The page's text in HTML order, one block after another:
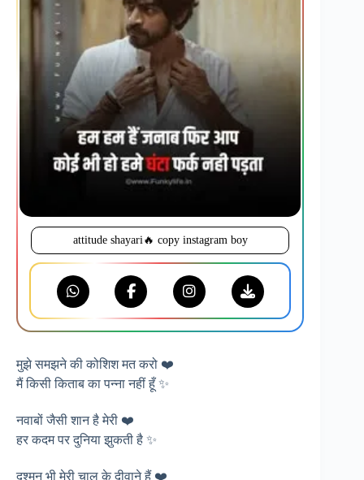
attitude shayari🔥 copy instagram boy
मुझे समझने की कोशिश मत करो ❤️
मैं किसी किताब का पन्ना नहीं हूँ ✨
नवाबों जैसी शान है मेरी ❤️
हर कदम पर दुनिया झुकती है ✨
दुश्मन भी मेरी चाल के दीवाने हैं ❤️